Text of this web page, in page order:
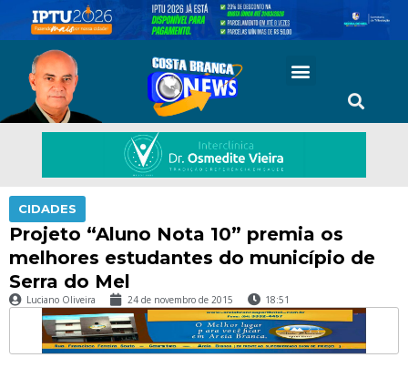
CIDADES
Projeto “Aluno Nota 10” premia os
melhores estudantes do município de
Serra do Mel
Luciano Oliveira 24 de novembro de 2015 18:51